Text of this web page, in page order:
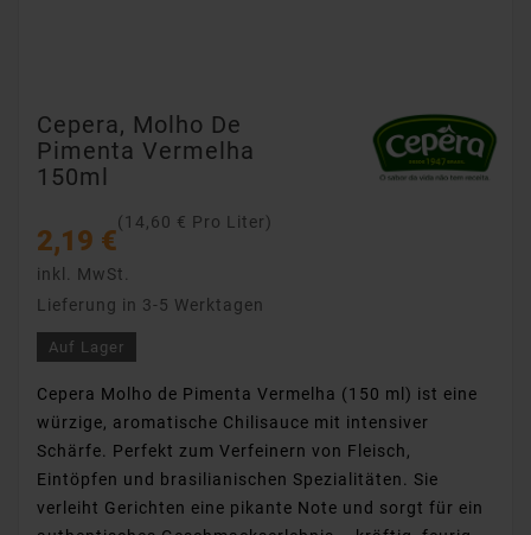
Cepera, Molho De
Pimenta Vermelha
150ml
2,19 €
(14,60 € Pro Liter)
inkl. MwSt.
Lieferung in 3-5 Werktagen
Auf Lager
Cepera Molho de Pimenta Vermelha (150 ml) ist eine
würzige, aromatische Chilisauce mit intensiver
Schärfe. Perfekt zum Verfeinern von Fleisch,
Eintöpfen und brasilianischen Spezialitäten. Sie
verleiht Gerichten eine pikante Note und sorgt für ein